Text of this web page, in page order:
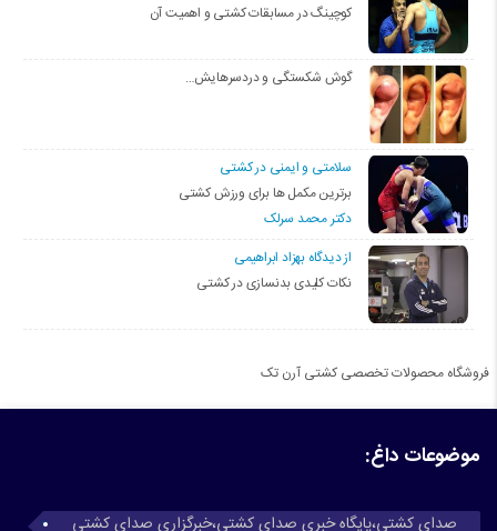
کوچینگ در مسابقات کشتی و اهمیت آن
گوش شکستگی و دردسرهایش…
سلامتی و ایمنی در کشتی
برترین مکمل ها برای ورزش کشتی
دکتر محمد سرلک
از دیدگاه بهزاد ابراهیمی
نکات کلیدی بدنسازی در کشتی
فروشگاه محصولات تخصصی کشتی آرن تک
موضوعات داغ:
صدای کشتی،پایگاه خبری صدای کشتی،خبرگزاری صدای کشتی